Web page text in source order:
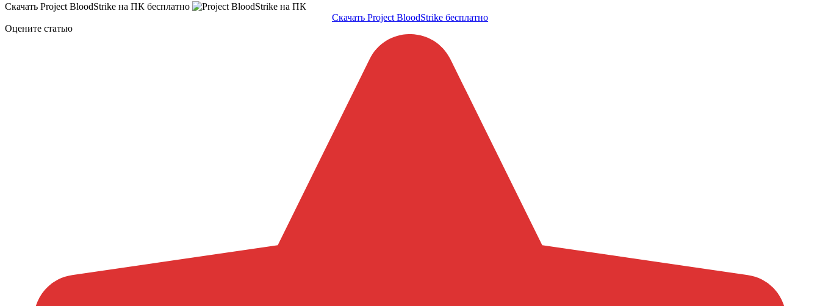
Скачать Project BloodStrike на ПК бесплатно
Скачать Project BloodStrike бесплатно
Оцените статью